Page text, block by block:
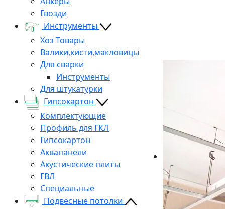
Гвозди
Инструменты
Хоз Товары
Валики,кисти,макловицы
Для сварки
Инструменты
Для штукатурки
Гипсокартон
Комплектующие
Профиль для ГКЛ
Гипсокартон
Аквапанели
Акустические плиты
ГВЛ
Специальные
Подвесные потолки